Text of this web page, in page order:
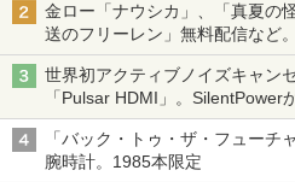
金ロー「ナウシカ」、「真夏の
送のフリーレン」無料配信など
世界初アクティブノイズキャン
「Pulsar HDMI」。SilentPower
「バック・トゥ・ザ・フューチ
腕時計。1985本限定